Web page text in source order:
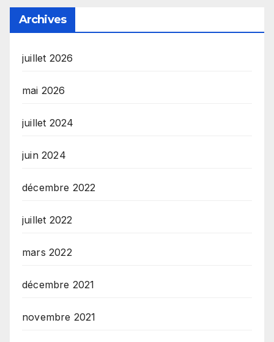
Archives
juillet 2026
mai 2026
juillet 2024
juin 2024
décembre 2022
juillet 2022
mars 2022
décembre 2021
novembre 2021